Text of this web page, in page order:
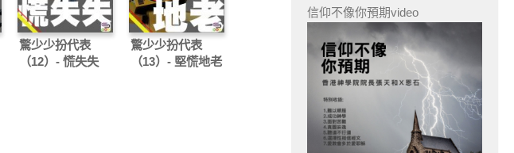
驚少少扮代表
（12）- 慌失失
驚少少扮代表
（13）- 堅慌地老
信仰不像你預期video